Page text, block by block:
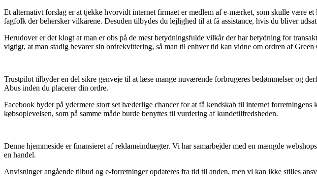
Et alternativt forslag er at tjekke hvorvidt internet firmaet er medlem af e-mærket, som skulle være
fagfolk der behersker vilkårene. Desuden tilbydes du lejlighed til at få assistance, hvis du bliver
Herudover er det klogt at man er obs på de mest betydningsfulde vilkår der har betydning for
vigtigt, at man stadig bevarer sin ordrekvittering, så man til enhver tid kan vidne om ordren af
Trustpilot tilbyder en del sikre genveje til at læse mange nuværende forbrugeres bedømmelser og
Abus inden du placerer din ordre.
Facebook byder på ydermere stort set hæderlige chancer for at få kendskab til internet
købsoplevelsen, som på samme måde burde benyttes til vurdering af kundetilfredsheden.
Denne hjemmeside er finansieret af reklameindtægter. Vi har samarbejder med en mængde
en handel.
Anvisninger angående tilbud og e-forretninger opdateres fra tid til anden, men vi kan ikke stilles